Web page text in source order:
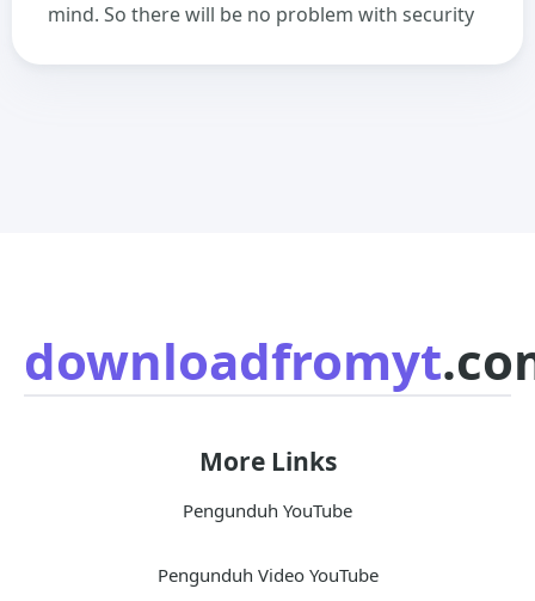
mind. So there will be no problem with security
downloadfromyt
More Links
Pengunduh YouTube
Pengunduh Video YouTube